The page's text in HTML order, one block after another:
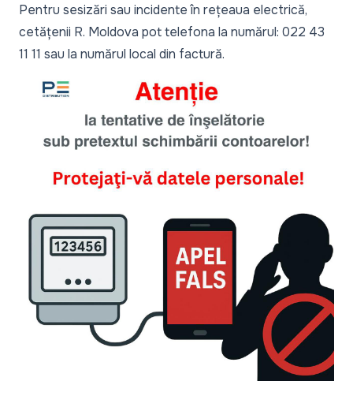
Pentru sesizări sau incidente în rețeaua electrică,
cetățenii R. Moldova pot telefona la numărul: 022 43
11 11 sau la numărul local din factură.